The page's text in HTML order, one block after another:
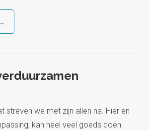
streven we met zijn allen na. Hier en
kan heel veel goeds doen.